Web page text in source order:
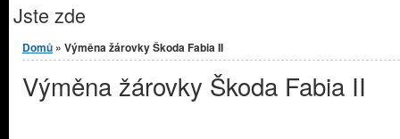
Jste zde
Domů » Výměna žárovky Škoda Fabia II
Výměna žárovky Škoda Fabia II